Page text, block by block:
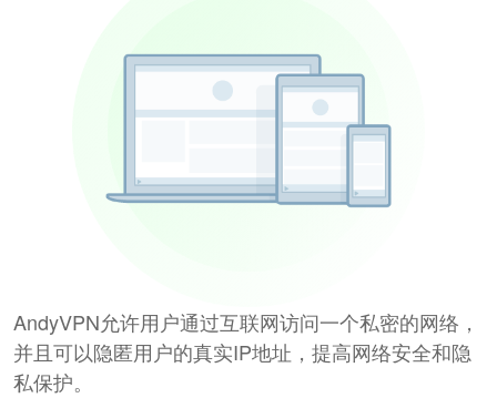
AndyVPN允许用户通过互联网访问一个私密的网络，
并且可以隐匿用户的真实IP地址，提高网络安全和隐
私保护。